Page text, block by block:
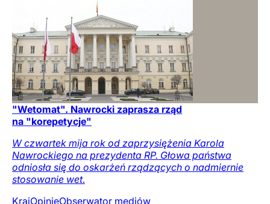
"Wetomat". Nawrocki zaprasza rząd
na "korepetycje"
W czwartek mija rok od zaprzysiężenia Karola
Nawrockiego na prezydenta RP. Głowa państwa
odniosła się do oskarżeń rządzących o nadmiernie
stosowanie wet.
KrajOpinieObserwator mediów